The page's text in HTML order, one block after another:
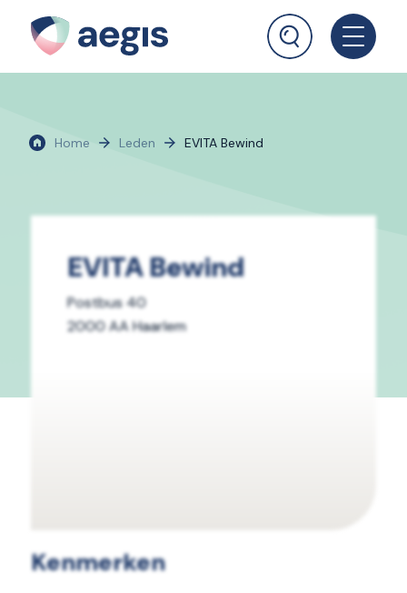
Home Leden EVITA Bewind
EVITA Bewind
Postbus 40
2000 AA Haarlem
Kenmerken